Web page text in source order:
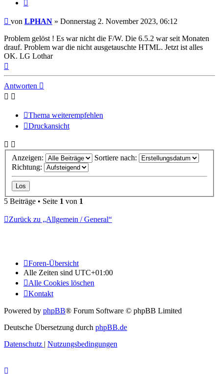
Beitrag
von LPHAN » Donnerstag 2. November 2023, 06:12
Problem gelöst ! Es war nicht die F/W. Die 6.5.2 war seit Monaten
drauf. Problem war die nicht ausgetauschte HTML. Jetzt ist alles
OK. LG Lothar
Antworten
Thema weiterempfehlen
Druckansicht
Anzeigen:
Sortiere nach:
Richtung:
5 Beiträge • Seite 1 von 1
Zurück zu „Allgemein / General“
Foren-Übersicht
Alle Zeiten sind UTC+01:00
Alle Cookies löschen
Kontakt
Powered by phpBB® Forum Software © phpBB Limited
Deutsche Übersetzung durch phpBB.de
Datenschutz | Nutzungsbedingungen